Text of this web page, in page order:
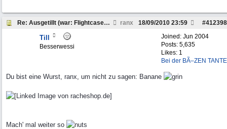
Re: Ausgetillt (war: Flightcase bauen Workshop... ranx #412398
18/09/2010 23:59
Joined: Jun 2004
Posts: 5,635
Likes: 1
Bei der BÃ–ZEN TANTE
Till
Besserwessi
Du bist eine Wurst, ranx, um nicht zu sagen: Banane
Mach' mal weiter so